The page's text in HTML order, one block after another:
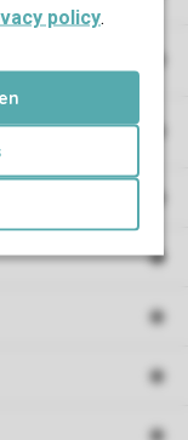
policy.